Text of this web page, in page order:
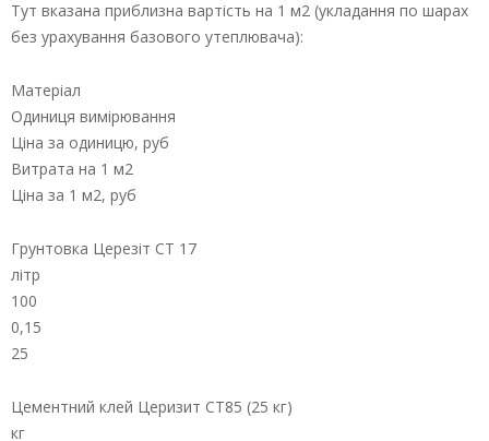
Тут вказана приблизна вартість на 1 м2 (укладання по шарах
без урахування базового утеплювача):
Матеріал
Одиниця вимірювання
Ціна за одиницю, руб
Витрата на 1 м2
Ціна за 1 м2, руб
Грунтовка Церезіт СТ 17
літр
100
0,15
25
Цементний клей Церизит СТ85 (25 кг)
кг